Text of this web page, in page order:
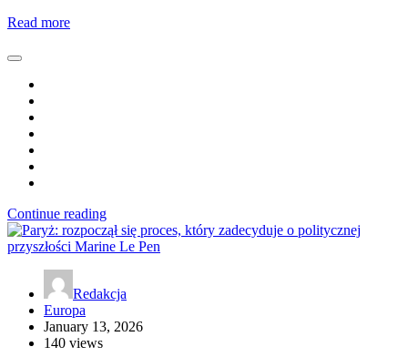
Read more
Continue reading
Redakcja
Europa
January 13, 2026
140 views